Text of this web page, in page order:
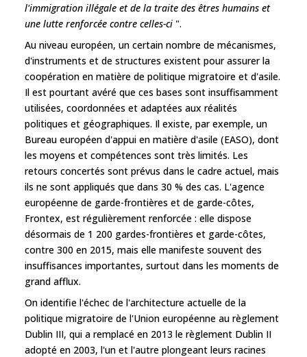
l'immigration illégale et de la traite des êtres humains et
une lutte renforcée contre celles-ci ".
Au niveau européen, un certain nombre de mécanismes,
d'instruments et de structures existent pour assurer la
coopération en matière de politique migratoire et d'asile.
Il est pourtant avéré que ces bases sont insuffisamment
utilisées, coordonnées et adaptées aux réalités
politiques et géographiques. Il existe, par exemple, un
Bureau européen d'appui en matière d'asile (EASO), dont
les moyens et compétences sont très limités. Les
retours concertés sont prévus dans le cadre actuel, mais
ils ne sont appliqués que dans 30 % des cas. L'agence
européenne de garde-frontières et de garde-côtes,
Frontex, est régulièrement renforcée : elle dispose
désormais de 1 200 gardes-frontières et garde-côtes,
contre 300 en 2015, mais elle manifeste souvent des
insuffisances importantes, surtout dans les moments de
grand afflux.
On identifie l'échec de l'architecture actuelle de la
politique migratoire de l'Union européenne au règlement
Dublin III, qui a remplacé en 2013 le règlement Dublin II
adopté en 2003, l'un et l'autre plongeant leurs racines